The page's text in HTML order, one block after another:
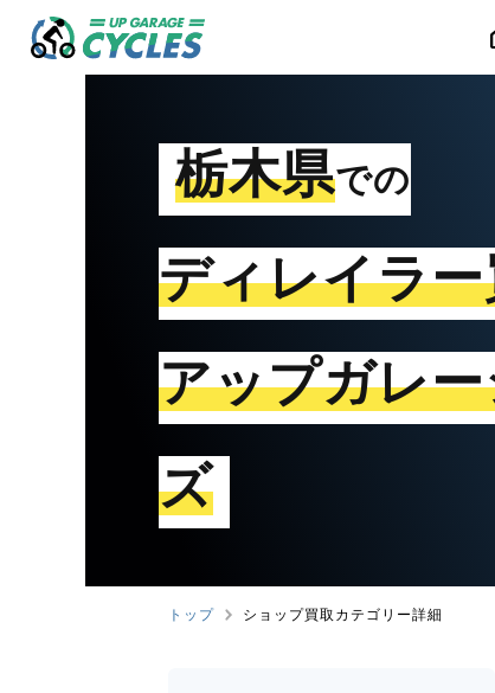
栃木県での
ディレイラ
アップガレ
ズ
トップ ショップ買取カテゴリー詳細